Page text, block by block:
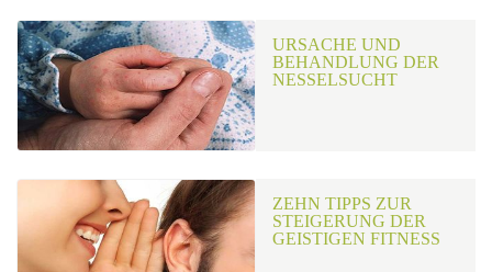
URSACHE UND
BEHANDLUNG DER
NESSELSUCHT
ZEHN TIPPS ZUR
STEIGERUNG DER
GEISTIGEN FITNESS